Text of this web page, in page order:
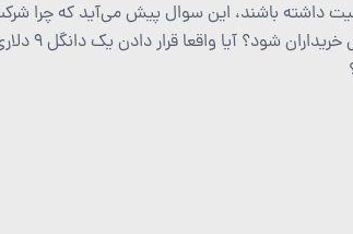
داشته باشند، این سوال پیش می‌آید که چرا